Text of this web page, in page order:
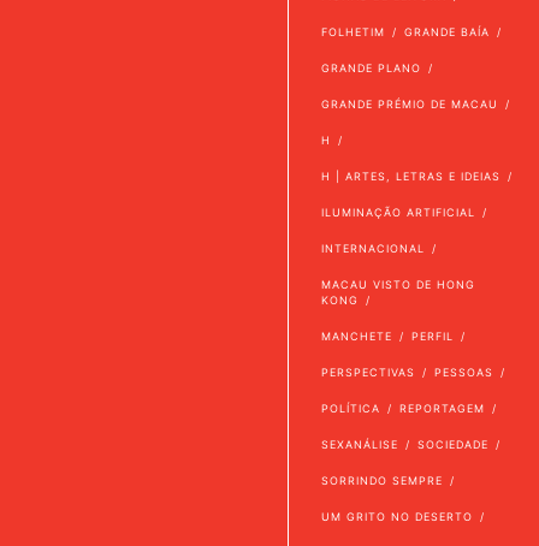
FOLHETIM GRANDE BAÍA
GRANDE PLANO
GRANDE PRÉMIO DE MACAU
H
H | ARTES, LETRAS E IDEIAS
ILUMINAÇÃO ARTIFICIAL
INTERNACIONAL
MACAU VISTO DE HONG
KONG
MANCHETE PERFIL
PERSPECTIVAS PESSOAS
POLÍTICA REPORTAGEM
SEXANÁLISE SOCIEDADE
SORRINDO SEMPRE
UM GRITO NO DESERTO